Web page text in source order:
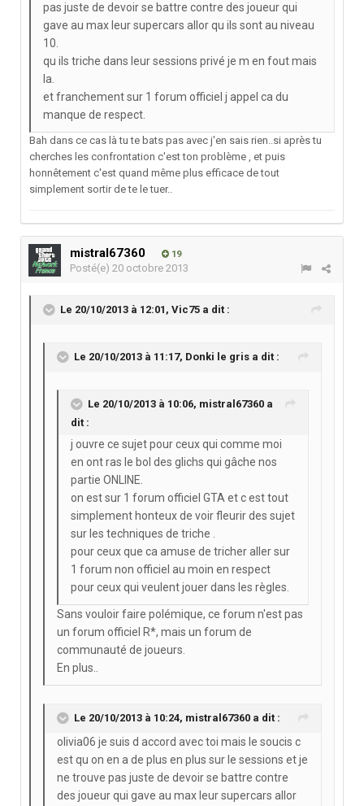
pas juste de devoir se battre contre des joueur qui
gave au max leur supercars allor qu ils sont au niveau
10.
qu ils triche dans leur sessions privé je m en fout mais
la.
et franchement sur 1 forum officiel j appel ca du
manque de respect.
Bah dans ce cas là tu te bats pas avec j'en sais rien..si après tu
cherches les confrontation c'est ton problème , et puis
honnêtement c'est quand même plus efficace de tout
simplement sortir de te le tuer..
mistral67360 19
Posté(e) 20 octobre 2013
Le 20/10/2013 à 12:01, Vic75 a dit :
Le 20/10/2013 à 11:17, Donki le gris a dit :
Le 20/10/2013 à 10:06, mistral67360 a
dit :
j ouvre ce sujet pour ceux qui comme moi
en ont ras le bol des glichs qui gâche nos
partie ONLINE.
on est sur 1 forum officiel GTA et c est tout
simplement honteux de voir fleurir des sujet
sur les techniques de triche .
pour ceux que ca amuse de tricher aller sur
1 forum non officiel au moin en respect
pour ceux qui veulent jouer dans les règles.
Sans vouloir faire polémique, ce forum n'est pas
un forum officiel R*, mais un forum de
communauté de joueurs.
En plus..
Le 20/10/2013 à 10:24, mistral67360 a dit :
olivia06 je suis d accord avec toi mais le soucis c
est qu on en a de plus en plus sur le sessions et je
ne trouve pas juste de devoir se battre contre
des joueur qui gave au max leur supercars allor